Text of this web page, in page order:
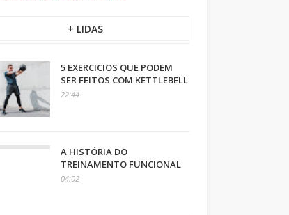
+ LIDAS
5 EXERCICIOS QUE PODEM
SER FEITOS COM KETTLEBELL
22:44
A HISTÓRIA DO
TREINAMENTO FUNCIONAL
04:02